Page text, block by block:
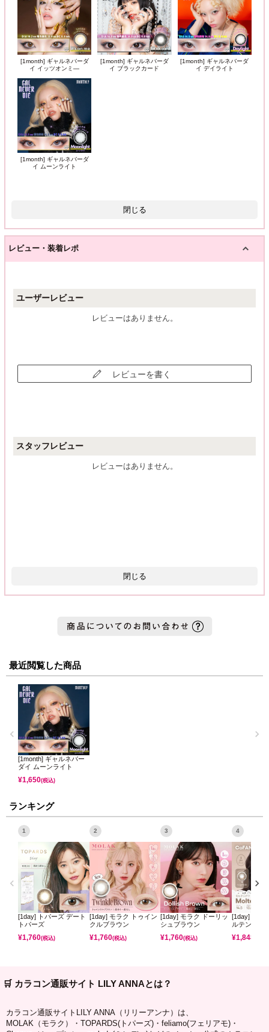
[1month] ギャルネバーダ
イ イッツオンミ―
[1month] ギャルネバーダ
イ ブラックカード
[1month] ギャルネバーダ
イ デイライト
[1month] ギャルネバーダ
イ ムーンライト
閉じる
レビュー・装着レポ
ユーザーレビュー
レビューはありません。
レビューを書く
スタッフレビュー
レビューはありません。
閉じる
最近閲覧した商品
[1month] ギャルネバー
ダイ ムーンライト
¥1,650(税込)
ランキング
1
[1day] トパーズ デート
トパーズ
¥1,760(税込)
2
[1day] モラク トゥイン
クルブラウン
¥1,760(税込)
3
[1day] モラク ドーリッ
シュブラウン
¥1,760(税込)
4
[1day] コフ
ルテンパフ
¥1,848
🛒 カラコン通販サイト LILY ANNAとは？
カラコン通販サイトLILY ANNA（リリーアンナ）は、
MOLAK（モラク）・TOPARDS(トパーズ)・feliamo(フェリアモ)・